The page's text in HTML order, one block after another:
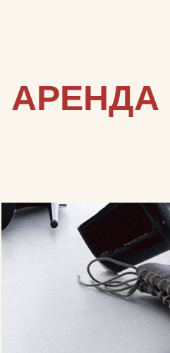
АРЕНДА